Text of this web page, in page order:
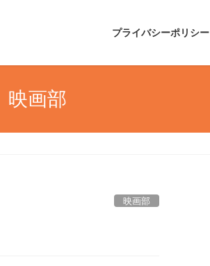
プライバシーポリシー
映画部
映画部